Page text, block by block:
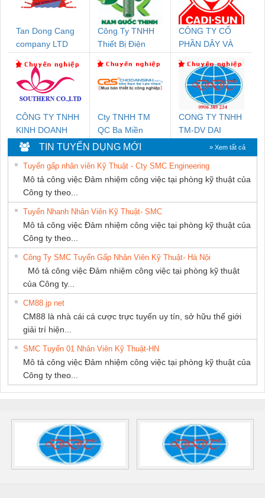
Tan Dong Cang
company LTD
Công Ty TNHH
Thiết Bị Điện
CÔNG TY CỔ
PHẦN DÂY VÀ
THƯỢNG ĐÌNH
CÔNG TY TNHH
KINH DOANH
DỊCH VỤ XNK
PHƯƠNG NAM
Cty TNHH TM
QC Ba Miền
CONG TY TNHH
TM-DV DAI
DONG THANH
TIN TUYỂN DỤNG MỚI » Xem tất cả
Tuyển gấp nhân viên Kỹ Thuật - Cty SMC Engineering
Mô tả công việc Đảm nhiệm công việc tại phòng kỹ thuật của
Công ty theo...
Tuyển Nhanh Nhân Viên Kỹ Thuật- SMC
Mô tả công việc Đảm nhiệm công việc tại phòng kỹ thuật của
Công ty theo...
Công Ty SMC Tuyển Gấp Nhân Viên Kỹ Thuật- Hà Nội
Mô tả công việc Đảm nhiệm công việc tại phòng kỹ thuật
của Công ty...
CM88 jp net
CM88 là nhà cái cá cược trực tuyến uy tín, sở hữu thế giới
giải trí hiện...
SMC Tuyển 01 Nhân Viên Kỹ Thuật-HN
Mô tả công việc Đảm nhiệm công việc tại phòng kỹ thuật của
Công ty theo...